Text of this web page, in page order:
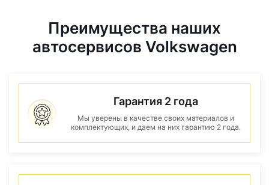
Преимущества наших
автосервисов Volkswagen
Гарантия 2 года
Мы уверены в качестве своих материалов и
комплектующих, и даем на них гарантию 2 года.